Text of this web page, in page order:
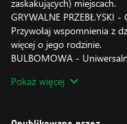
zaskakujących) miejscach.
GRYWALNE PRZEBŁYSKI
Przywołaj wspomnienia z
więcej o jego rodzinie.
BULBOMOWA -
języka.
Pokaż więcej